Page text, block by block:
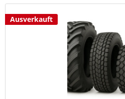
Ausverkauft